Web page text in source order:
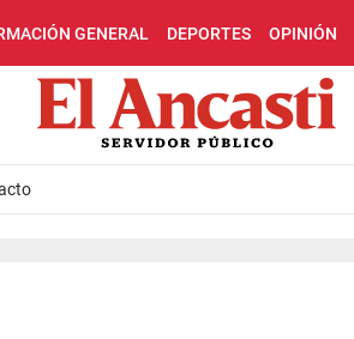
GENERAL DEPORTES OPINIÓN